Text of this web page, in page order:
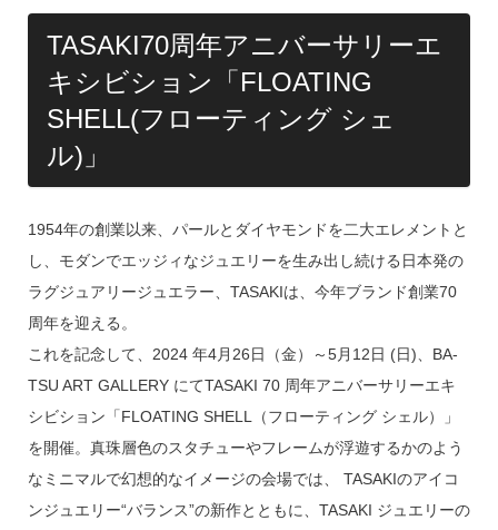
TASAKI70周年アニバーサリーエ
キシビション「FLOATING
SHELL(フローティング シェ
ル)」
1954年の創業以来、パールとダイヤモンドを二大エレメントと
し、モダンでエッジィなジュエリーを生み出し続ける日本発の
ラグジュアリージュエラー、TASAKIは、今年ブランド創業70
周年を迎える。
これを記念して、2024 年4月26日（金）～5月12日 (日)、BA-
TSU ART GALLERY にてTASAKI 70 周年アニバーサリーエキ
シビション「FLOATING SHELL（フローティング シェル）」
を開催。真珠層色のスタチューやフレームが浮遊するかのよう
なミニマルで幻想的なイメージの会場では、 TASAKIのアイコ
ンジュエリー“バランス”の新作とともに、TASAKI ジュエリーの